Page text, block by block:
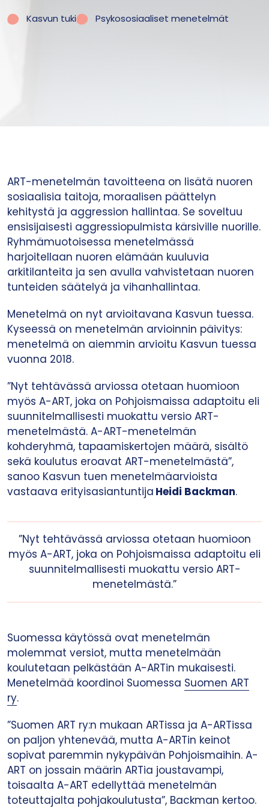
Kasvun tuki Psykososiaaliset menetelmät
ART-menetelmän tavoitteena on lisätä nuoren
sosiaalisia taitoja, moraalisen päättelyn
kehitystä ja aggression hallintaa. Se soveltuu
ensisijaisesti aggressiopulmista kärsiville nuorille.
Ryhmämuotoisessa menetelmässä
harjoitellaan nuoren elämään kuuluvia
arkitilanteita ja sen avulla vahvistetaan nuoren
tunteiden säätelyä ja vihanhallintaa.
Menetelmä on nyt arvioitavana Kasvun tuessa.
Kyseessä on menetelmän arvioinnin päivitys:
menetelmä on aiemmin arvioitu Kasvun tuessa
vuonna 2018.
”Nyt tehtävässä arviossa otetaan huomioon
myös A-ART, joka on Pohjoismaissa adaptoitu eli
suunnitelmallisesti muokattu versio ART-
menetelmästä. A-ART-menetelmän
kohderyhmä, tapaamiskertojen määrä, sisältö
sekä koulutus eroavat ART-menetelmästä”,
sanoo Kasvun tuen menetelmäarvioista
vastaava erityisasiantuntija Heidi Backman.
”Nyt tehtävässä arviossa otetaan huomioon
myös A-ART, joka on Pohjoismaissa adaptoitu eli
suunnitelmallisesti muokattu versio ART-
menetelmästä.”
Suomessa käytössä ovat menetelmän
molemmat versiot, mutta menetelmään
koulutetaan pelkästään A-ARTin mukaisesti.
Menetelmää koordinoi Suomessa Suomen ART
ry.
”Suomen ART ry:n mukaan ARTissa ja A-ARTissa
on paljon yhtenevää, mutta A-ARTin keinot
sopivat paremmin nykypäivän Pohjoismaihin. A-
ART on jossain määrin ARTia joustavampi,
toisaalta A-ART edellyttää menetelmän
toteuttajalta pohjakoulutusta”, Backman kertoo.